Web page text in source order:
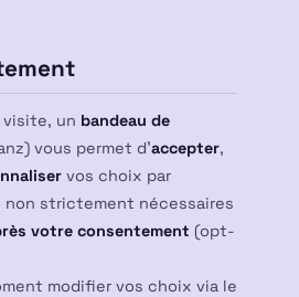
visite, un bandeau de
vous permet d’accepter,
vos choix par
non strictement nécessaires
votre consentement (opt-
modifier vos choix via le